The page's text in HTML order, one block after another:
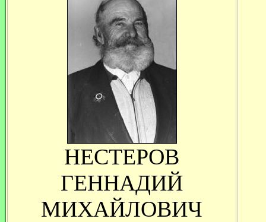
НЕСТЕРОВ
ГЕННАДИЙ
МИХАЙЛОВИЧ